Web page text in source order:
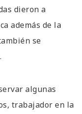
dieron a
además de la
se
algunas
trabajador en la